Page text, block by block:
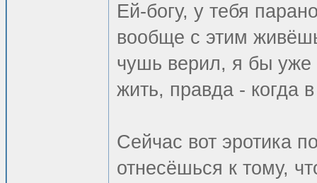
Ей-богу, у тебя
вообще с этим
чушь верил, я бы уже
жить, правда - когда
Сейчас вот эротика
отнесёшься к тому,